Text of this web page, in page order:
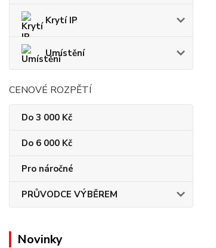
Krytí IP
Umístění
CENOVÉ ROZPĚTÍ
Do 3 000 Kč
Do 6 000 Kč
Pro náročné
PRŮVODCE VÝBĚREM
Novinky